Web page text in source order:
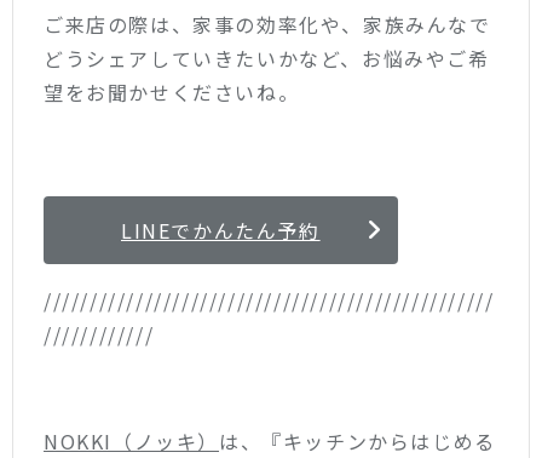
ご来店の際は、家事の効率化や、家族みんなで
どうシェアしていきたいかなど、お悩みやご希
望をお聞かせくださいね。
LINEでかんたん予約
/////////////////////////////////////////////////
////////////
NOKKI（ノッキ） は、『キッチンからはじめる